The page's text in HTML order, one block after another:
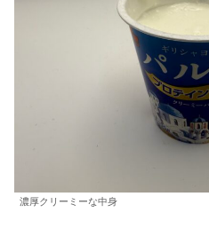
濃厚クリーミーな中身